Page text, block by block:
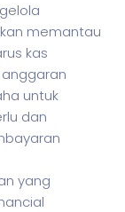
memantau
kas
untuk
dan
yang